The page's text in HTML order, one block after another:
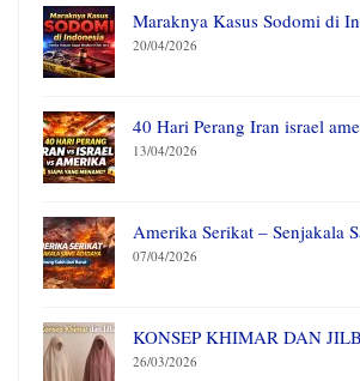
Maraknya Kasus Sodomi di
20/04/2026
40 Hari Perang Iran israel
13/04/2026
Amerika Serikat – Senjakala
07/04/2026
KONSEP KHIMAR DAN
26/03/2026